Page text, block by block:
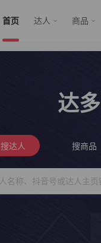
首页 达人 商品
达
搜达人 搜商品